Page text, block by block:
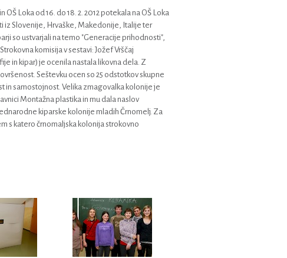
Loka od 16. do 18. 2. 2012 potekala na OŠ Loka
iz Slovenije, Hrvaške, Makedonije, Italije ter
so ustvarjali na temo "Generacije prihodnosti",
komisija v sestavi: Jožef Vrščaj
in kipar) je ocenila nastala likovna dela. Z
Seštevku ocen so 25 odstotkov skupne
in samostojnost. Velika zmagovalka kolonije je
Montažna plastika in mu dala naslov
kiparske kolonije mladih Črnomelj. Za
s katero črnomaljska kolonija strokovno